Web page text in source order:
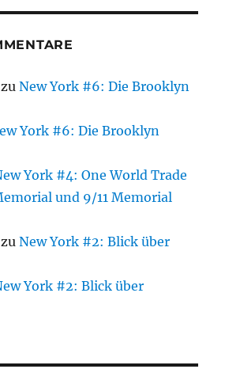
zuNew York #6: Die Brooklyn
York #6: Die Brooklyn
York #4: One World Trade
und 9/11 Memorial
zuNew York #2: Blick über
York #2: Blick über